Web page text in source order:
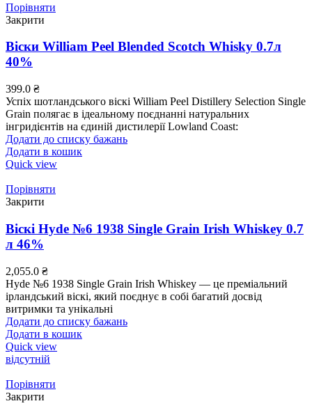
Порівняти
Закрити
Віски William Peel Blended Scotch Whisky 0.7л
40%
399.0 ₴
Успіх шотландського віскі William Peel Distillery Selection Single
Grain полягає в ідеальному поєднанні натуральних
інгридієнтів на єдиній дистилерії Lowland Coast:
Додати до списку бажань
Додати в кошик
Quick view
Порівняти
Закрити
Віскі Hyde №6 1938 Single Grain Irish Whiskey 0.7
л 46%
2,055.0 ₴
Hyde №6 1938 Single Grain Irish Whiskey — це преміальний
ірландський віскі, який поєднує в собі багатий досвід
витримки та унікальні
Додати до списку бажань
Додати в кошик
Quick view
відсутній
Порівняти
Закрити